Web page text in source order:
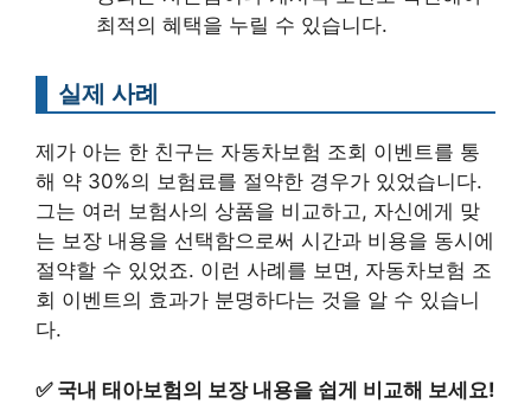
최적의 혜택을 누릴 수 있습니다.
실제 사례
제가 아는 한 친구는 자동차보험 조회 이벤트를 통
해 약 30%의 보험료를 절약한 경우가 있었습니다.
그는 여러 보험사의 상품을 비교하고, 자신에게 맞
는 보장 내용을 선택함으로써 시간과 비용을 동시에
절약할 수 있었죠. 이런 사례를 보면, 자동차보험 조
회 이벤트의 효과가 분명하다는 것을 알 수 있습니
다.
✅ 국내 태아보험의 보장 내용을 쉽게 비교해 보세요!